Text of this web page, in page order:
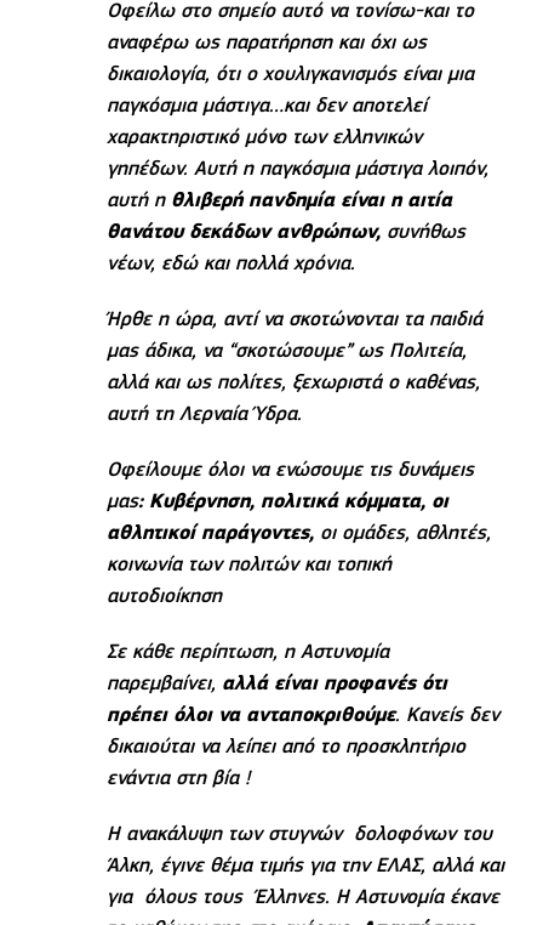
Οφείλω στο σημείο αυτό να τονίσω-και το
αναφέρω ως παρατήρηση και όχι ως
δικαιολογία, ότι ο χουλιγκανισμός είναι μια
παγκόσμια μάστιγα…και δεν αποτελεί
χαρακτηριστικό μόνο των ελληνικών
γηπέδων. Αυτή η παγκόσμια μάστιγα λοιπόν,
αυτή ηθλιβερή πανδημία είναι η αιτία
θανάτου δεκάδων ανθρώπων, συνήθως
νέων, εδώ και πολλά χρόνια.
Ήρθε η ώρα, αντί να σκοτώνονται τα παιδιά
μας άδικα, να “σκοτώσουμε” ως Πολιτεία,
αλλά και ως πολίτες, ξεχωριστά ο καθένας,
αυτή τη Λερναία Ύδρα.
Οφείλουμε όλοι να ενώσουμε τις δυνάμεις
μας: Κυβέρνηση, πολιτικά κόμματα, οι
αθλητικοί παράγοντες, οι ομάδες, αθλητές,
κοινωνία των πολιτών και τοπική
αυτοδιοίκηση
Σε κάθε περίπτωση, η Αστυνομία
παρεμβαίνει, αλλά είναι προφανές ότι
πρέπει όλοι να ανταποκριθούμε. Κανείς δεν
δικαιούται να λείπει από το προσκλητήριο
ενάντια στη βία !
Η ανακάλυψη των στυγνών δολοφόνων του
Άλκη, έγινε θέμα τιμής για την ΕΛΑΣ, αλλά και
για όλους τους Έλληνες. Η Αστυνομία έκανε